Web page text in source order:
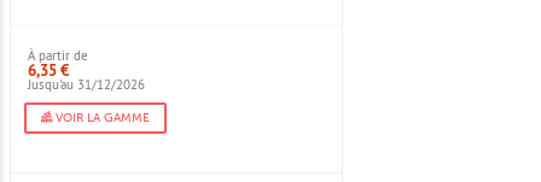
À partir de
6,35 €
Jusqu'au 31/12/2026
VOIR LA GAMME